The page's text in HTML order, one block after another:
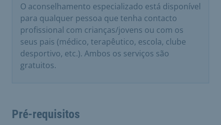
O aconselhamento especializado está disponível
para qualquer pessoa que tenha contacto
profissional com crianças/jovens ou com os
seus pais (médico, terapêutico, escola, clube
desportivo, etc.). Ambos os serviços são
gratuitos.
Pré-requisitos